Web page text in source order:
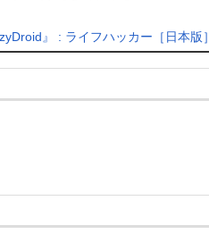
』 : ライフハッカー［日本版］